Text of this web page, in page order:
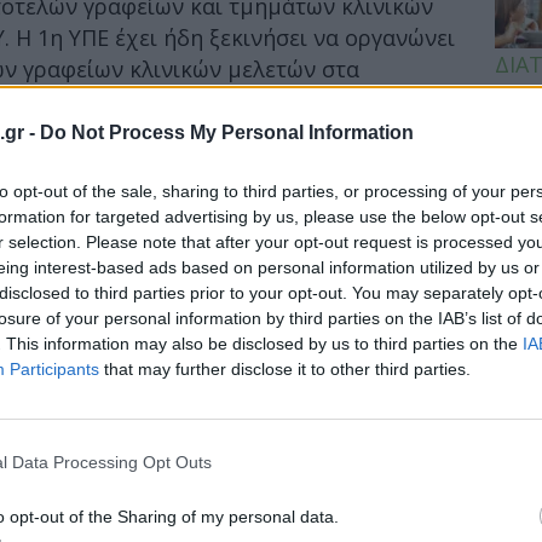
- Do Not Process My Personal Information
opt-out of the sale, sharing to third parties, or processing of your
for targeted advertising by us, please use the below opt-out
selection. Please note that after your opt-out request is processed
interest-based ads based on personal information utilized by us
to third parties prior to your opt-out. You may separately
of your personal information by third parties on the IAB’s list of
This information may also be disclosed by us to third parties on the
Participants that may further disclose it to other third parties.
Data Processing Opt Outs
opt-out of the Sharing of my personal data.
1η ΥΠΕ έχει ήδη ξεκινήσει να οργανώνει
γραφείων κλινικών μελετών στα
τη δημιουργία πιο ευέλικτων,
διοικητικών δομών που θα μπορούν
ερευνητική δραστηριότητα.
στην εκπαίδευση και την
στις κλινικές μελέτες. Ήδη έχουν
επιμόρφωσης διοικητικών και
την ανάπτυξη κοινής αντίληψης,
ετοιμότητας σε όλα τα επίπεδα. Η ενίσχυση
προϋπόθεση ώστε τα νοσοκομεία να
απαιτήσεις της σύγχρονης